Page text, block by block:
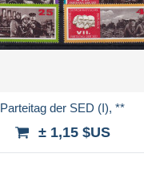
Parteitag der SED (I), **
± 1,15 $US